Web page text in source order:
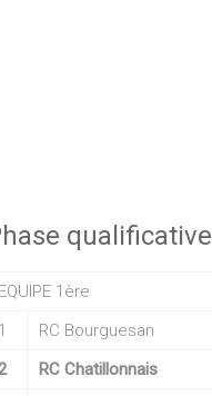
qualificative
EQUIPE 1ère
1
RC Bourguesan
RC Chatillonnais